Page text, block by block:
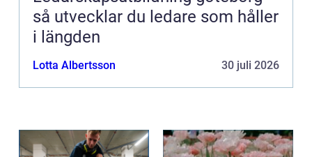
så utvecklar du ledare som håller
i längden
Lotta Albertsson 30 juli 2026